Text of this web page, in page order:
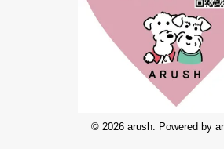
© 2026 arush. Powered by